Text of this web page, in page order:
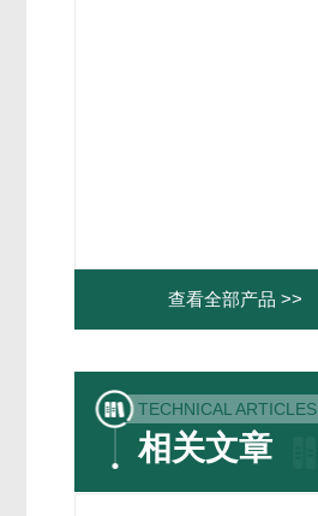
查看全部产品 >>
TECHNICAL ARTICLES
相关文章